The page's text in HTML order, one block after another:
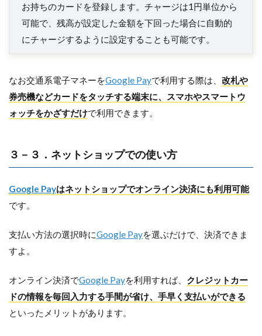
お持ちのカードを登録します。チャージは1円単位から
可能で、残高が設定した金額を下回った場合に自動的
にチャージするように設定することも可能です。
なお交通系電子マネーをGoogle Payで利用する際は、 改札や
券売機などカードをタッチする端末に、スマホやスマートウ
ォッチをかざすだけで利用できます。
３－３．ネットショップでの使い方
Google Payはネットショップでオンライン決済にも利用可能
です。
支払い方法の選択時にGoogle Payを選ぶだけで、決済できま
すよ。
オンライン決済でGoogle Payを利用すれば、 クレジットカー
ドの情報を毎回入力する手間が省け、手早く支払いができる
といったメリットがあります。